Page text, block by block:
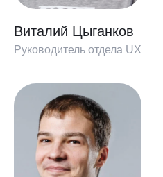
Виталий Цыганков
Руководитель отдела UX